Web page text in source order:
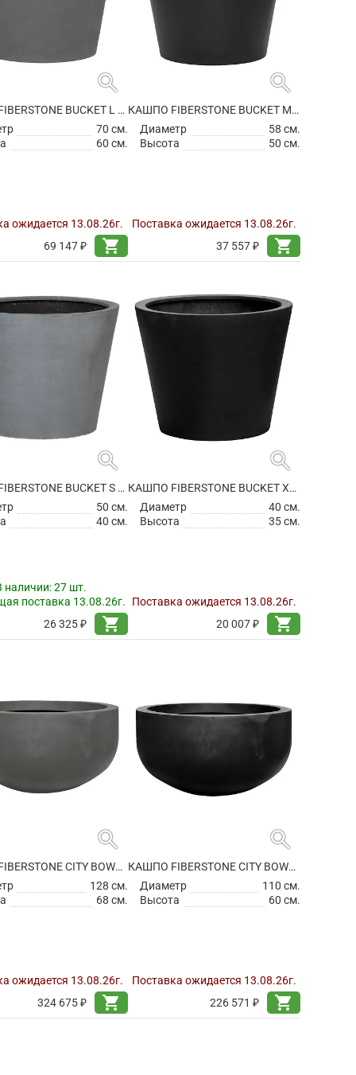
search
КАШПО FIBERSTONE BUCKET L GREY
70 см.
60 см.
ожидается 13.08.26г.
69 147 ₽
shopping_cart
search
КАШПО FIBERSTONE BUCKET M BLACK
Диаметр
58 см.
Высота
50 см.
Поставка ожидается 13.08.26г.
37 557 ₽
shopping_cart
search
КАШПО FIBERSTONE BUCKET S GREY
50 см.
40 см.
наличии:27 шт.
поставка 13.08.26г.
26 325 ₽
shopping_cart
search
КАШПО FIBERSTONE BUCKET XS BLACK
Диаметр
40 см.
Высота
35 см.
Поставка ожидается 13.08.26г.
20 007 ₽
shopping_cart
search
КАШПО FIBERSTONE CITY BOWL L GREY
128 см.
68 см.
ожидается 13.08.26г.
324 675 ₽
shopping_cart
search
КАШПО FIBERSTONE CITY BOWL M BLACK
Диаметр
110 см.
Высота
60 см.
Поставка ожидается 13.08.26г.
226 571 ₽
shopping_cart